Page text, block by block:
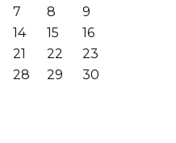
7 8
9
14 15
16
21 22
23
28 29
30